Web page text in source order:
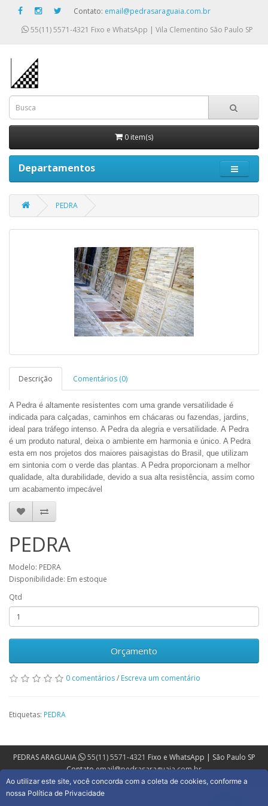
Contato: email@pedrasaraguaia.com.br
55(11) 5571-4321 Fixo e WhatsApp | Vila Clementino São Paulo SP
0 item(s)
Departamentos
PEDRA
Descrição Comentários (0)
A Pedra é altamente resistentes com uma grande versatilidade é
indicada para calçadas, caminhos em chácaras ou fazendas, jardins,
ideal para tráfego intenso. A Pedra da alegria e versatilidade. A Pedra
é um produto natural, deixa o ambiente em harmonia e único. A Pedra
esta em nos projetos dos maiores paisagistas do Brasil, que utilizam
em sintonia com o verde das plantas. A Pedra proporcionam a melhor
qualidade, alta durabilidade, devido a sua alta resistência, assim como
um acabamento impecável
PEDRA
Modelo: PEDRA
Disponibilidade: Em estoque
Qtd
Orçamento
0 comentários/ Escreva um comentário
Etiquetas: PEDRA
PEDRAS ARAGUAIA 55(11) 5571-4321 Fixo e WhatsApp | São Paulo SP
Contatoemail@pedrasaraguaia.com.br
Ao utilizar este site, você concorda com a coleta de cookies, conforme a
nossa Política de Privacidade